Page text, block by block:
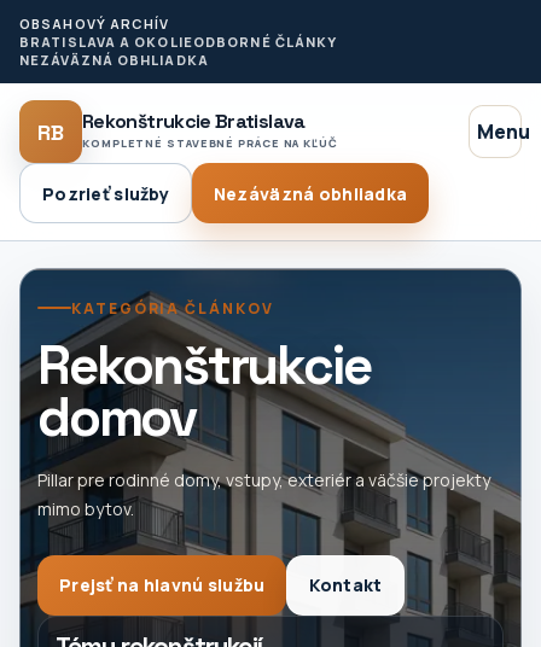
OBSAHOVÝ ARCHÍV
BRATISLAVA A OKOLIEODBORNÉ ČLÁNKY
NEZÁVÄZNÁ OBHLIADKA
RB Rekonštrukcie Bratislava
KOMPLETNÉ STAVEBNÉ PRÁCE NA KĽÚČ Menu
Pozrieť služby Nezáväzná obhliadka
KATEGÓRIA ČLÁNKOV
Rekonštrukcie
domov
Pillar pre rodinné domy, vstupy, exteriér a väčšie projekty
mimo bytov.
Prejsť na hlavnú službu Kontakt